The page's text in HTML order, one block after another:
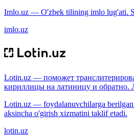
Imlo.uz — O'zbek tilining imlo lug'ati.
imlo.uz
Lotin.uz — поможет
кириллицы на латиницу и обратно.
Lotin.uz — foydalanuvchilarga
aksincha o'girish xizmatini taklif etadi.
lotin.uz